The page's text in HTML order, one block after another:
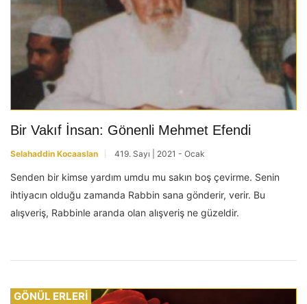
Bir Vakıf İnsan: Gönenli Mehmet Efendi
Selahaddin Kocaaslan 419. Sayı | 2021 - Ocak
Senden bir kimse yardım umdu mu sakın boş çevirme. Senin
ihtiyacın olduğu zamanda Rabbin sana gönderir, verir. Bu
alışveriş, Rabbinle aranda olan alışveriş ne güzeldir.
GÖNÜL ERLERİ